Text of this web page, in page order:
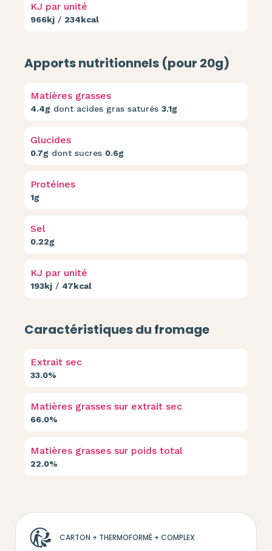
KJ par unité
966kj / 234kcal
Apports nutritionnels (pour 20g)
Matières grasses
4.4g dont acides gras saturés 3.1g
Glucides
0.7g dont sucres 0.6g
Protéines
1g
Sel
0.22g
KJ par unité
193kj / 47kcal
Caractéristiques du fromage
Extrait sec
33.0%
Matières grasses sur extrait sec
66.0%
Matières grasses sur poids total
22.0%
CARTON + THERMOFORMÉ + COMPLEX